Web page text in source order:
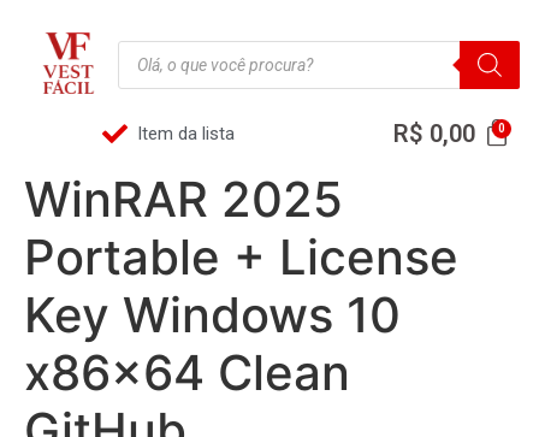
Item da lista R$ 0,00
WinRAR 2025
Portable + License
Key Windows 10
x86x64 Clean